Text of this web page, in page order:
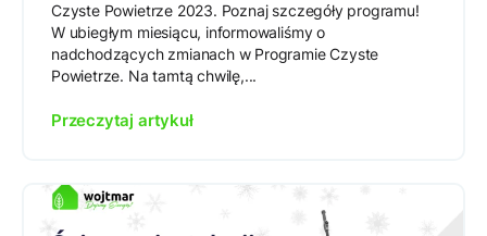
Czyste Powietrze 2023. Poznaj szczegóły programu!
W ubiegłym miesiącu, informowaliśmy o
nadchodzących zmianach w Programie Czyste
Powietrze. Na tamtą chwilę,...
Przeczytaj artykuł